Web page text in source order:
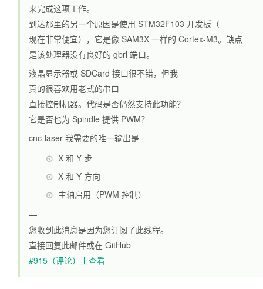
来完成这项工作。
到达那里的另一个原因是使用 STM32F103 开发板（
现在非常便宜），它是像 SAM3X 一样的 Cortex-M3。缺点
是该处理器没有良好的 gbrl 端口。
液晶显示器或 SDCard 接口很不错，但我
真的很喜欢用老式的串口
直接控制机器。代码是否仍然支持此功能？
它是否也为 Spindle 提供 PWM？
cnc-laser 我需要的唯一输出是
X 和 Y 步
X 和 Y 方向
主轴启用（PWM 控制）
—
您收到此消息是因为您订阅了此线程。
直接回复此邮件或在 GitHub
#915（评论）上查看